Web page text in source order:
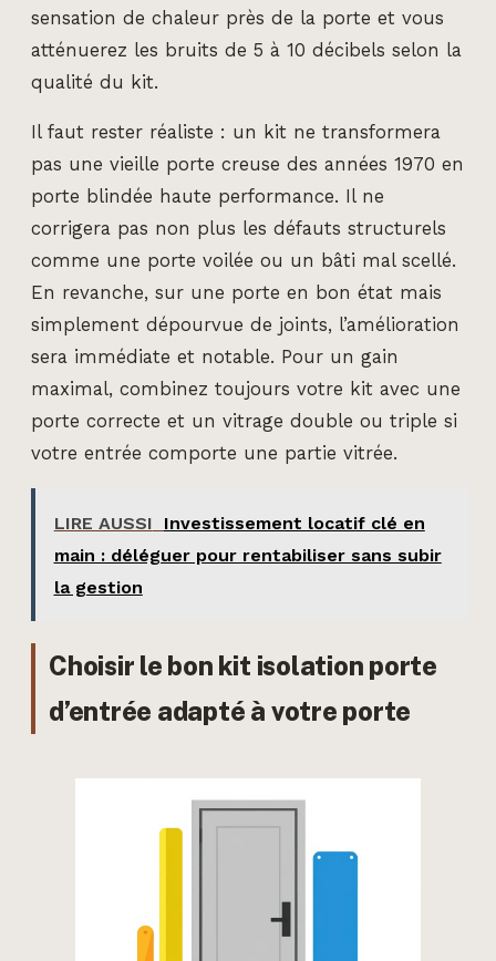
sensation de chaleur près de la porte et vous
atténuerez les bruits de 5 à 10 décibels selon la
qualité du kit.
Il faut rester réaliste : un kit ne transformera
pas une vieille porte creuse des années 1970 en
porte blindée haute performance. Il ne
corrigera pas non plus les défauts structurels
comme une porte voilée ou un bâti mal scellé.
En revanche, sur une porte en bon état mais
simplement dépourvue de joints, l’amélioration
sera immédiate et notable. Pour un gain
maximal, combinez toujours votre kit avec une
porte correcte et un vitrage double ou triple si
votre entrée comporte une partie vitrée.
LIRE AUSSI
Investissement locatif clé en
main : déléguer pour rentabiliser sans subir
la gestion
Choisir le bon kit isolation porte
d’entrée adapté à votre porte